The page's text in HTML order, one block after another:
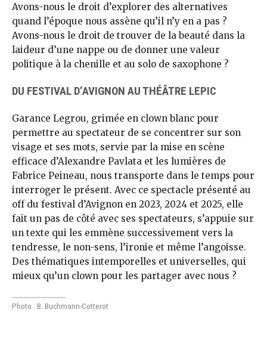
Avons-nous le droit d’explorer des alternatives
quand l’époque nous assène qu’il n’y en a pas ?
Avons-nous le droit de trouver de la beauté dans la
laideur d’une nappe ou de donner une valeur
politique à la chenille et au solo de saxophone ?
DU FESTIVAL D’AVIGNON AU THÉÂTRE LEPIC
Garance Legrou, grimée en clown blanc pour
permettre au spectateur de se concentrer sur son
visage et ses mots, servie par la mise en scène
efficace d’Alexandre Pavlata et les lumières de
Fabrice Peineau, nous transporte dans le temps pour
interroger le présent. Avec ce spectacle présenté au
off du festival d’Avignon en 2023, 2024 et 2025, elle
fait un pas de côté avec ses spectateurs, s’appuie sur
un texte qui les emmène successivement vers la
tendresse, le non-sens, l’ironie et même l’angoisse.
Des thématiques intemporelles et universelles, qui
mieux qu’un clown pour les partager avec nous ?
Photo : B. Buchmann-Cotterot